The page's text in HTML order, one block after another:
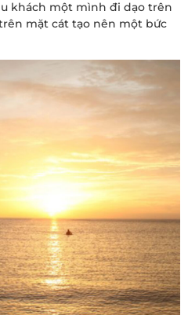
khách một mình đi dạo trên
mặt cát tạo nên một bức